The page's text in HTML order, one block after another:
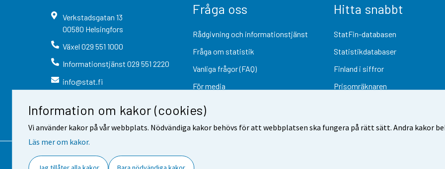
Information om kakor (cookies)
Vi använder kakor på vår webbplats. Nödvändiga kakor behövs för att webbplatsen ska fungera på rätt sätt. Andra kakor
Läs mer om kakor.
Verkstadsgatan 13
00580 Helsingfors
Växel 029 551 1000
Informationstjänst 029 551 2220
info@stat.fi
Fråga oss
Rådgivning och informationstjänst
Fråga om statistik
Vanliga frågor (FAQ)
För media
Hitta snabbt
StatFin-databasen
Statistikdatabaser
Finland i siffror
Prisomräknaren
Kontaktinformation Respons